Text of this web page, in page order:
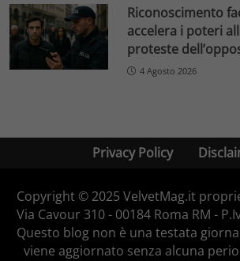
Riconoscimento
accelera i poteri
proteste
4 Agosto 2026
Privacy Policy
Copyright © 2025 VelvetMag.it
Via Cavour 310 - 00184 Roma RM -
Questo blog non è una testata
viene aggiornato senza alcuna